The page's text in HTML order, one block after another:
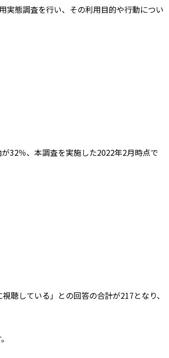
実態調査を行い、その利用目的や行動につい
32％、本調査を実施した2022年2月時点で
聴している」との回答の合計が217となり、